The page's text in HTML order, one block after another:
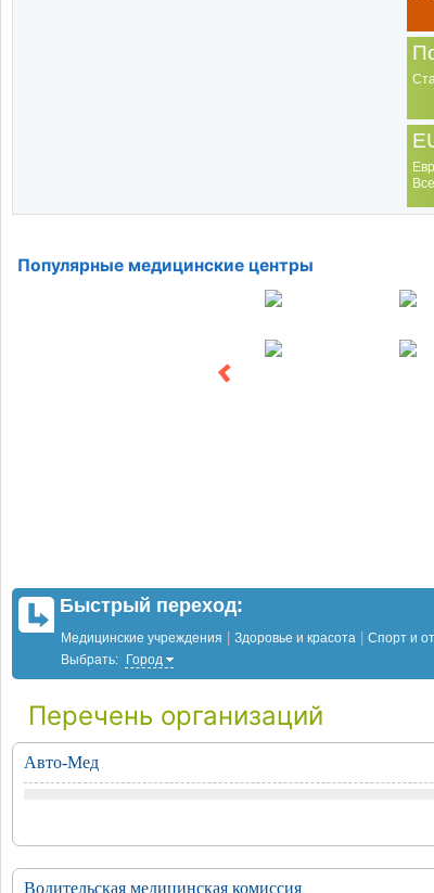
Популярные медицинские центры
Быстрый переход:
Медицинские учреждения Здоровье и красота Спорт и
Выбрать:
Город
Перечень организаций
Авто-Мед
Водительская медицинская комиссия